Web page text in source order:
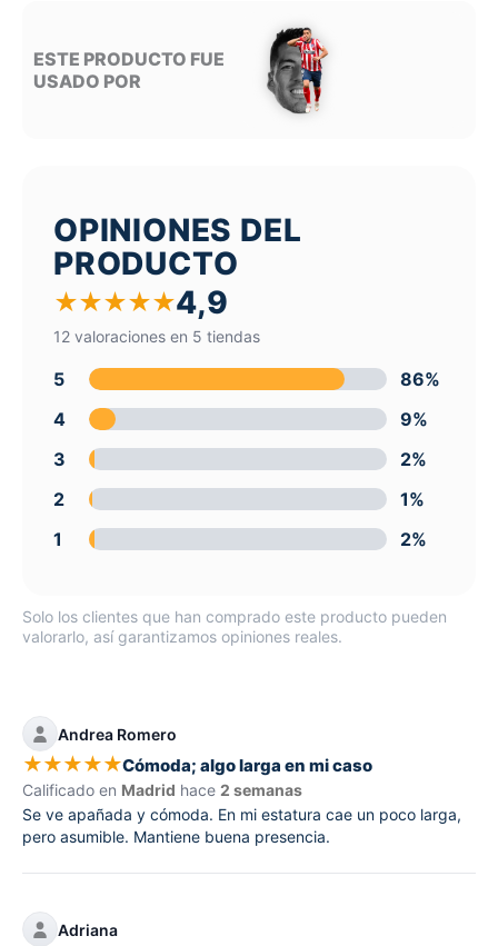
ESTE PRODUCTO FUE
USADO POR
OPINIONES DEL
PRODUCTO
★★★★★4,9
12 valoraciones en 5 tiendas
5
86%
4
9%
3
2%
2
1%
1
2%
Solo los clientes que han comprado este producto pueden
valorarlo, así garantizamos opiniones reales.
Andrea Romero
★★★★★Cómoda; algo larga en mi caso
Calificado en Madrid hace 2 semanas
Se ve apañada y cómoda. En mi estatura cae un poco larga,
pero asumible. Mantiene buena presencia.
Adriana